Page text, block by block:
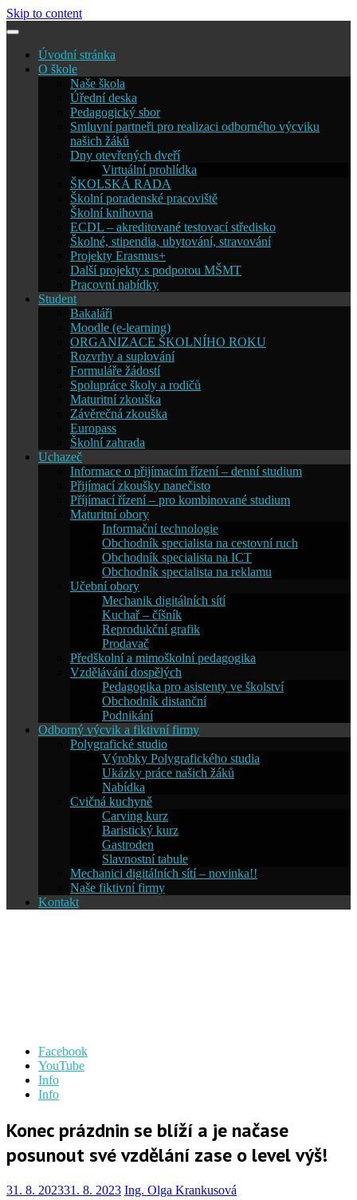
Skip to content
Úvodní stránka
O škole
Naše škola
Úřední deska
Pedagogický sbor
Smluvní partneři pro realizaci odborného výcviku
našich žáků
Dny otevřených dveří
Virtuální prohlídka
ŠKOLSKÁ RADA
Školní poradenské pracoviště
Školní knihovna
ECDL – akreditované testovací středisko
Školné, stipendia, ubytování, stravování
Projekty Erasmus+
Další projekty s podporou MŠMT
Pracovní nabídky
Student
Bakaláři
Moodle (e-learning)
ORGANIZACE ŠKOLNÍHO ROKU
Rozvrhy a suplování
Formuláře žádostí
Spolupráce školy a rodičů
Maturitní zkouška
Závěrečná zkouška
Europass
Školní zahrada
Uchazeč
Informace o přijímacím řízení – denní studium
Přijímací zkoušky nanečisto
Příjímací řízení – pro kombinované studium
Maturitní obory
Informační technologie
Obchodník specialista na cestovní ruch
Obchodník specialista na ICT
Obchodník specialista na reklamu
Učební obory
Mechanik digitálních sítí
Kuchař – číšník
Reprodukční grafik
Prodavač
Předškolní a mimoškolní pedagogika
Vzdělávání dospělých
Pedagogika pro asistenty ve školství
Obchodník distanční
Podnikání
Odborný výcvik a fiktivní firmy
Polygrafické studio
Výrobky Polygrafického studia
Ukázky práce našich žáků
Nabídka
Cvičná kuchyně
Carving kurz
Baristický kurz
Gastroden
Slavnostní tabule
Mechanici digitálních sítí – novinka!!
Naše fiktivní firmy
Kontakt
Facebook
YouTube
Info
Info
Konec prázdnin se blíží a je načase
posunout své vzdělání zase o level výš!
31. 8. 202331. 8. 2023 Ing. Olga Krankusová